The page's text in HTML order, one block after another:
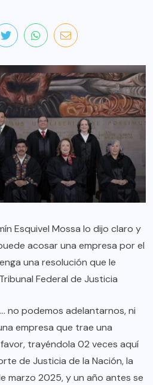
Esquivel Mossa lo dijo claro y
acosar una empresa por el
una resolución que le
Federal de Justicia
no podemos adelantarnos, ni
empresa que trae una
trayéndola 02 veces aquí
de Justicia de la Nación, la
marzo 2025, y un año antes se